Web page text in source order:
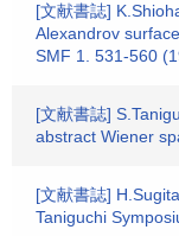
[文献書誌]
Alexandrov
SMF 1. 531-560
[文献書誌]
abstract Wiener
[文献書誌]
Taniguchi